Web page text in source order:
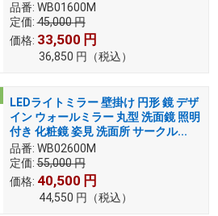
品番: WB01600M
定価: 45,000円
価格: 33,500 円
36,850 円 （税込）
LEDライトミラー 壁掛け 円形 鏡 デザ
イン ウォールミラー 丸型 洗面鏡 照明
付き 化粧鏡 姿見 洗面所 サークル...
品番: WB02600M
定価: 55,000円
価格: 40,500 円
44,550 円 （税込）